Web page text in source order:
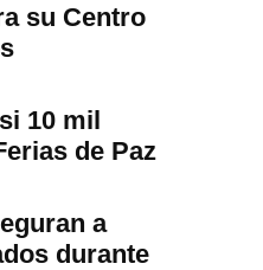
su Centro
10 mil
de Paz
a
durante